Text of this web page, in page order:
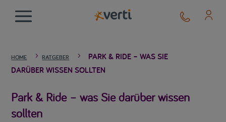
HOME 5 RATGEBER 5
PARK & RIDE – WAS SIE
DARÜBER WISSEN SOLLTEN
Park & Ride – was Sie darüber wissen
sollten